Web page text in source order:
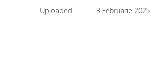
Uploaded 3 Februarie 2025